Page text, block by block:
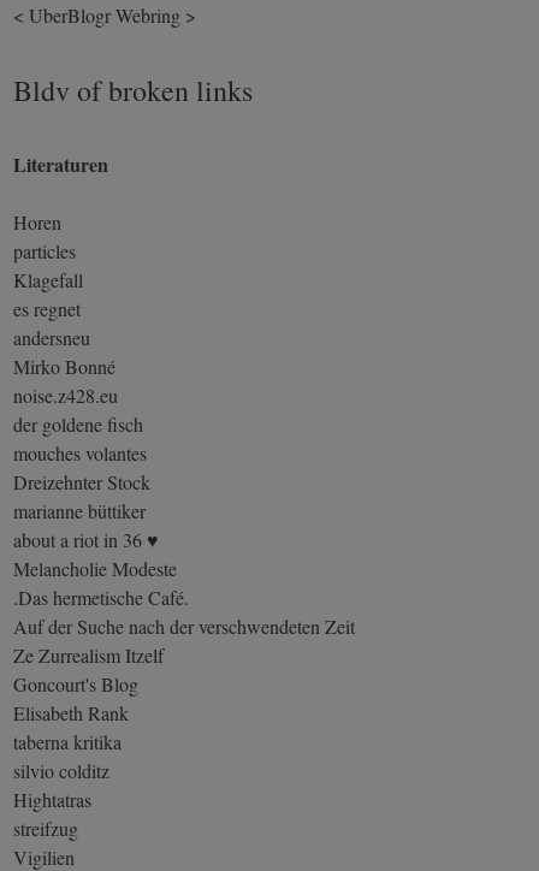
< UberBlogr Webring >
Bldv of broken links
Literaturen
Horen
particles
Klagefall
es regnet
andersneu
Mirko Bonné
noise.z428.eu
der goldene fisch
mouches volantes
Dreizehnter Stock
marianne büttiker
about a riot in 36 ♥
Melancholie Modeste
.Das hermetische Café.
Auf der Suche nach der verschwendeten Zeit
Ze Zurrealism Itzelf
Goncourt's Blog
Elisabeth Rank
taberna kritika
silvio colditz
Hightatras
streifzug
Vigilien